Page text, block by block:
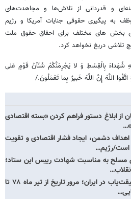
و قدردانی از تلاش‌ها و مجاهدت‌های
به پیگیری حقوقی جنایات آمریکا و رژیم
بخش های مختلف برای احقاق حقوق ملت
تلاشی دریغ نخواهد کرد.
لِلَّهِ شُهَداءَ بِالْقِسْطِ وَ لا یَجْرِمَنَّکُمْ شَنَآنُ قَوْمٍ عَلی‌
اللَّهَ إِنَّ اللَّهَ خَبیرٌ بِما تَعْمَلُونَ./
ابلاغ دستور فراهم کردن «بسته اقتصادی
دشمن، ایجاد فشار اقتصادی و تقویت
است/رژیم…
مسلح به مناسبت شهادت رییس این ستاد؛
عملکرد کمیته‌های حقیقت‌یاب در ایران؛ مرور تاریخ از تیر ماه ۷۸ تا